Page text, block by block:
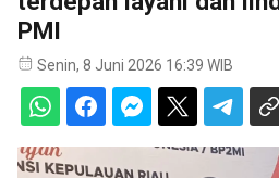
PMI
Senin, 8 Juni 2026 16:39 WIB